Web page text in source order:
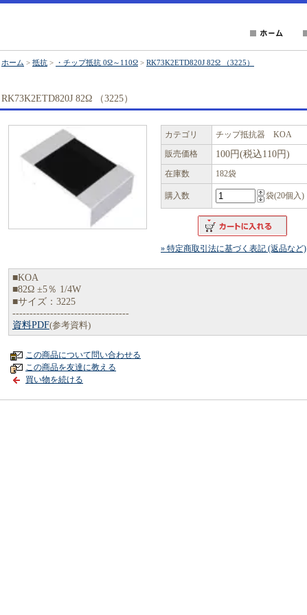
ホーム > 抵抗 > ・チップ抵抗 0Ω～110Ω > RK73K2ETD820J 82Ω （3225）
RK73K2ETD820J 82Ω （3225）
カテゴリ
チップ抵抗器 KOA
販売価格
100円(税込110円)
在庫数 182袋
購入数 袋(20個入)
» 特定商取引法に基づく表記 (返品など)
■KOA
■82Ω ±5％ 1/4W
■サイズ：3225
----------------------------------
資料PDF(参考資料)
この商品について問い合わせる
この商品を友達に教える
買い物を続ける